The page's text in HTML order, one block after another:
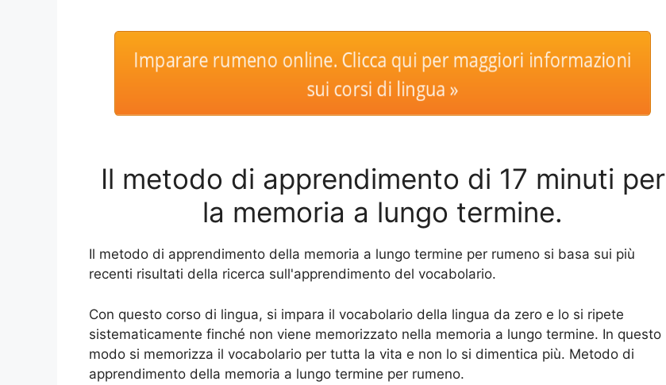
Imparare rumeno online. Clicca qui per maggiori informazioni
sui corsi di lingua »
Il metodo di apprendimento di 17 minuti per
la memoria a lungo termine.
Il metodo di apprendimento della memoria a lungo termine per rumeno si basa sui più
recenti risultati della ricerca sull'apprendimento del vocabolario.
Con questo corso di lingua, si impara il vocabolario della lingua da zero e lo si ripete
sistematicamente finché non viene memorizzato nella memoria a lungo termine. In questo
modo si memorizza il vocabolario per tutta la vita e non lo si dimentica più. Metodo di
apprendimento della memoria a lungo termine per rumeno.